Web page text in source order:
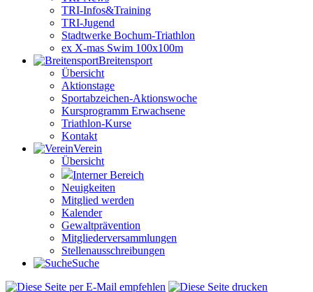
TRI-Infos&Training
TRI-Jugend
Stadtwerke Bochum-Triathlon
ex X-mas Swim 100x100m
Breiten­sport
Übersicht
Aktionstage
Sportabzeichen-Aktionswoche
Kursprogramm Erwachsene
Triathlon-Kurse
Kontakt
Verein
Übersicht
Interner Bereich
Neuigkeiten
Mitglied werden
Kalender
Gewaltprävention
Mitglieder­versammlungen
Stellen­aus­schrei­bungen
Suche